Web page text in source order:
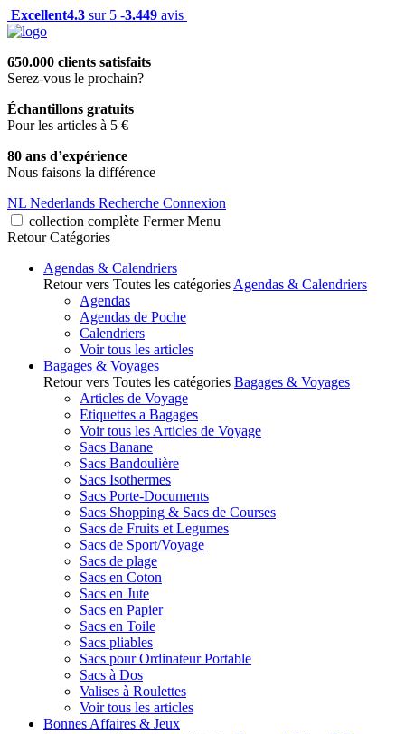
Excellent4.3 sur 5 -3.449 avis
650.000 clients satisfaits
Serez-vous le prochain?
Échantillons gratuits
Pour les articles à 5 €
80 ans d’expérience
Nous faisons la différence
NL Nederlands Recherche Connexion
collection complète Fermer Menu
Retour Catégories
Agendas & Calendriers
Retour vers Toutes les catégories Agendas & Calendriers
Agendas
Agendas de Poche
Calendriers
Voir tous les articles
Bagages & Voyages
Retour vers Toutes les catégories Bagages & Voyages
Articles de Voyage
Etiquettes a Bagages
Voir tous les Articles de Voyage
Sacs Banane
Sacs Bandoulière
Sacs Isothermes
Sacs Porte-Documents
Sacs Shopping & Sacs de Courses
Sacs de Fruits et Legumes
Sacs de Sport/Voyage
Sacs de plage
Sacs en Coton
Sacs en Jute
Sacs en Papier
Sacs en Toile
Sacs pliables
Sacs pour Ordinateur Portable
Sacs à Dos
Valises à Roulettes
Voir tous les articles
Bonnes Affaires & Jeux